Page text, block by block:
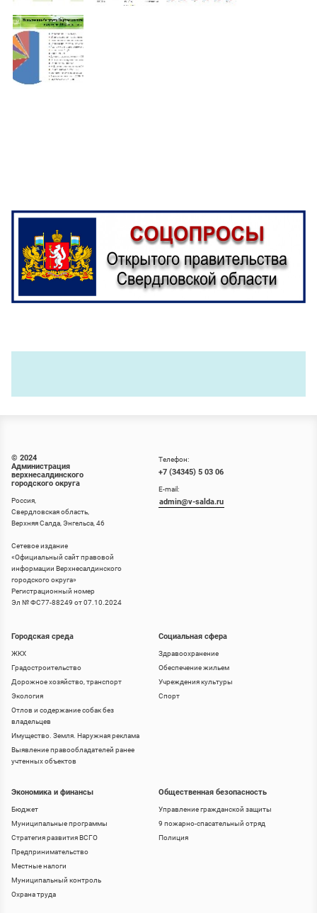
© 2024
Администрация
верхнесалдинского
городского округа
Россия,
Свердловская область,
Верхняя Салда, Энгельса, 46
Сетевое издание
«Официальный сайт правовой
информации Верхнесалдинского
городского округа»
Регистрационный номер
Эл № ФС77-88249 от 07.10.2024
Городская среда
ЖКХ
Градостроительство
Дорожное хозяйство, транспорт
Экология
Отлов и содержание собак без
владельцев
Имущество. Земля. Наружная реклама
Выявление правообладателей ранее
учтенных объектов
Социальная сфера
Здравоохранение
Обеспечение жильем
Учреждения культуры
Спорт
Телефон:
+7 (34345) 5 03 06
E-mail:
admin@v-salda.ru
Экономика и финансы
Бюджет
Муниципальные программы
Стратегия развития ВСГО
Предпринимательство
Местные налоги
Муниципальный контроль
Охрана труда
Общественная безопасность
Управление гражданской защиты
9 пожарно-спасательный отряд
Полиция